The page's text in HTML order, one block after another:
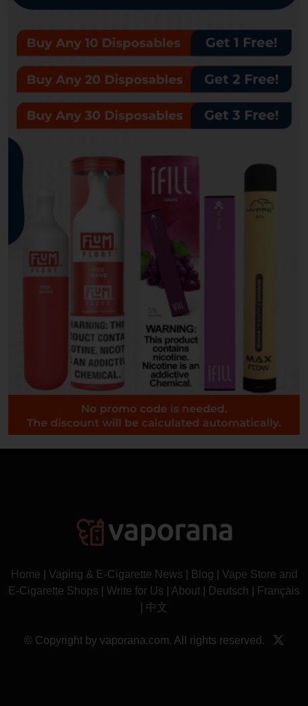
Home Vaping & E-Cigarette News Blog
Vape Store and
E-Cigarette Shops
Write for Us About Deutsch
Français
中文
© Copyright by vaporana.com. All rights reserved.